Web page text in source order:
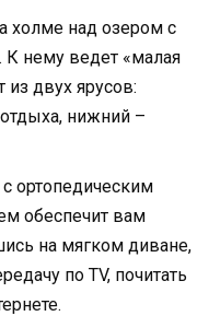
холме над озером c
К нему ведет «малая
из двух ярусов:
нижний –
ортопедическим
обеспечит вам
на мягком диване,
по TV, почитать